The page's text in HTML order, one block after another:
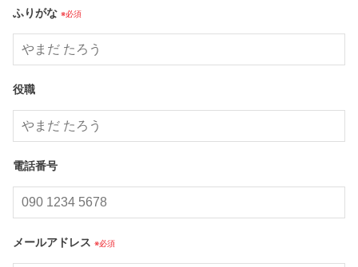
ふりがな ※必須
役職
電話番号
メールアドレス ※必須